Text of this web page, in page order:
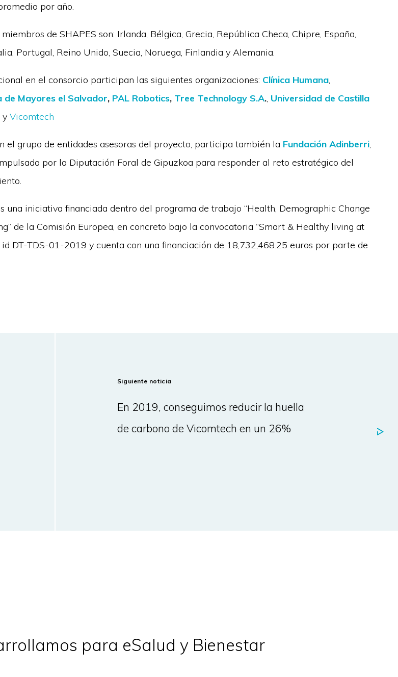
por año.
de SHAPES son: Irlanda, Bélgica, Grecia, República Checa, Chipre, España,
Portugal, Reino Unido, Suecia, Noruega, Finlandia y Alemania.
en el consorcio participan las siguientes organizaciones: Clínica Humana,
de Mayores el Salvador, PAL Robotics, Tree Technology S.A., Universidad de Castilla
y Vicomtech
el grupo de entidades asesoras del proyecto, participa también la Fundación Adinberri,
por la Diputación Foral de Gipuzkoa para responder al reto estratégico del
una iniciativa financiada dentro del programa de trabajo “Health, Demographic Change
de la Comisión Europea, en concreto bajo la convocatoria “Smart & Healthy living at
id DT-TDS-01-2019 y cuenta con una financiación de 18,732,468.25 euros por parte de
Siguiente noticia
En 2019, conseguimos reducir la huella
de carbono de Vicomtech en un 26%
para eSalud y Bienestar